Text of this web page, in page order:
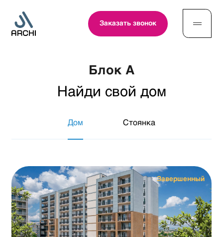
Заказать звонок
Блок A
Найди свой дом
Дом Стоянка
Завершенный